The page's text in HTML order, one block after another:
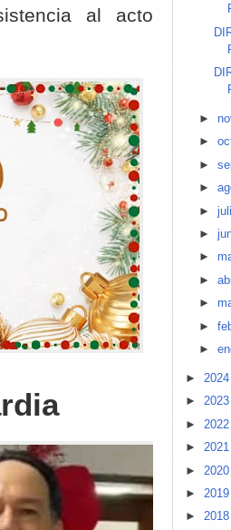
al acto
►
►
►
►
►
►
►
►
►
►
►
► 2024
► 2023
► 2022
► 2021
► 2020
► 2019
► 2018